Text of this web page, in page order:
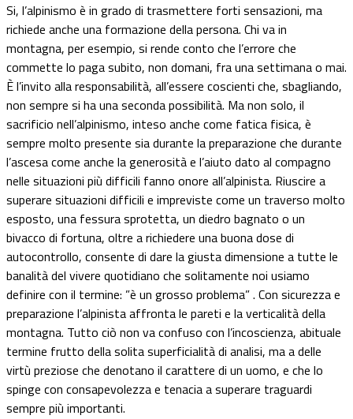
Si, l’alpinismo è in grado di trasmettere forti sensazioni, ma
richiede anche una formazione della persona. Chi va in
montagna, per esempio, si rende conto che l’errore che
commette lo paga subito, non domani, fra una settimana o mai.
È l’invito alla responsabilità, all’essere coscienti che, sbagliando,
non sempre si ha una seconda possibilità. Ma non solo, il
sacrificio nell’alpinismo, inteso anche come fatica fisica, è
sempre molto presente sia durante la preparazione che durante
l’ascesa come anche la generosità e l’aiuto dato al compagno
nelle situazioni più difficili fanno onore all’alpinista. Riuscire a
superare situazioni difficili e impreviste come un traverso molto
esposto, una fessura sprotetta, un diedro bagnato o un
bivacco di fortuna, oltre a richiedere una buona dose di
autocontrollo, consente di dare la giusta dimensione a tutte le
banalità del vivere quotidiano che solitamente noi usiamo
definire con il termine: ”è un grosso problema” . Con sicurezza e
preparazione l’alpinista affronta le pareti e la verticalità della
montagna. Tutto ciò non va confuso con l’incoscienza, abituale
termine frutto della solita superficialità di analisi, ma a delle
virtù preziose che denotano il carattere di un uomo, e che lo
spinge con consapevolezza e tenacia a superare traguardi
sempre più importanti.